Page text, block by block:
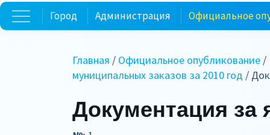
Город Администрация Официальное
Главная / Официальное опубликование /
муниципальных заказов за 2010 год /
Документация за